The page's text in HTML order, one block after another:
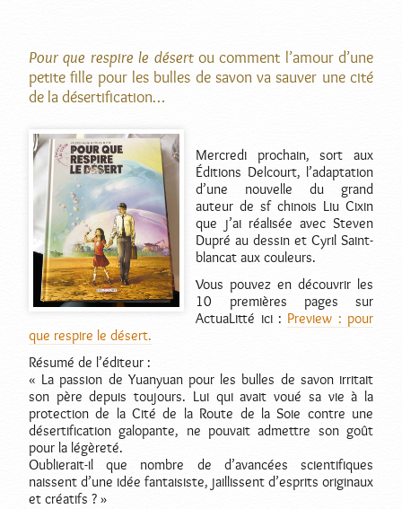
Pour que respire le désertou comment l’amour d’une
petite fille pour les bulles de savon va sauver une cité
de la désertification…
Mercredi prochain, sort aux
Éditions Delcourt, l’adaptation
d’une nouvelle du grand
auteur de sf chinois Liu Cixin
que j’ai réalisée avec Steven
Dupré au dessin et Cyril Saint-
blancat aux couleurs.
Vous pouvez en découvrir les
10 premières pages sur
ActuaLitté ici : Preview : pour
que respire le désert.
Résumé de l’éditeur :
« La passion de Yuanyuan pour les bulles de savon irritait
son père depuis toujours. Lui qui avait voué sa vie à la
protection de la Cité de la Route de la Soie contre une
désertification galopante, ne pouvait admettre son goût
pour la légèreté.
Oublierait-il que nombre de d’avancées scientifiques
naissent d’une idée fantaisiste, jaillissent d’esprits originaux
et créatifs ? »